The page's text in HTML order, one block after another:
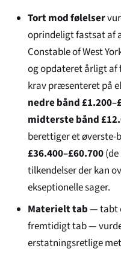
Tort mod følelser
oprindeligt fastsat af
Constable of West
og opdateret årligt
krav præsenteret på
nedre bånd
midterste bånd
berettiger et
£36.400–£60.700
tilkendelser der kan
ekseptionelle sager.
Materielt tab— tabt
fremtidigt tab —
erstatningsretlige